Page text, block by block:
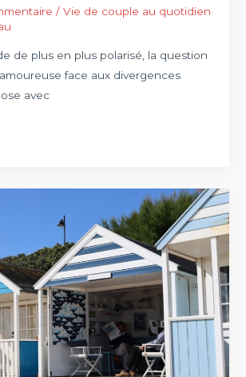
/ Vie de couple au quotidien
de plus en plus polarisé, la question
face aux divergences
avec